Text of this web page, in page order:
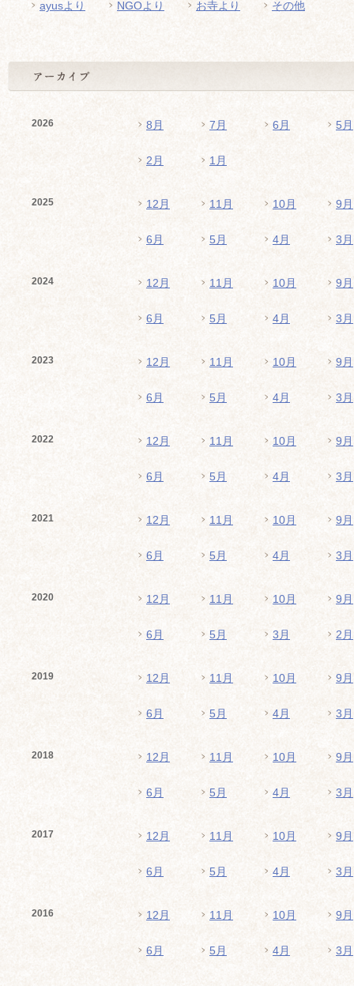
ayusより NGOより お寺より その他
2026 8月 7月 6月 5月
2月 1月
2025 12月 11月 10月 9月
6月 5月 4月 3月
2024 12月 11月 10月 9月
6月 5月 4月 3月
2023 12月 11月 10月 9月
6月 5月 4月 3月
2022 12月 11月 10月 9月
6月 5月 4月 3月
2021 12月 11月 10月 9月
6月 5月 4月 3月
2020 12月 11月 10月 9月
6月 5月 3月 2月
2019 12月 11月 10月 9月
6月 5月 4月 3月
2018 12月 11月 10月 9月
6月 5月 4月 3月
2017 12月 11月 10月 9月
6月 5月 4月 3月
2016 12月 11月 10月 9月
6月 5月 4月 3月